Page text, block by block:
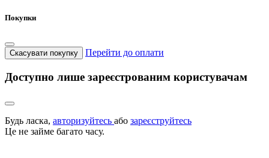
Покупки
Скасувати покупку Перейти до оплати
Доступно лише зареєстрованим користувачам
Будь ласка, авторизуйтесь або зареєструйтесь
Це не займе багато часу.